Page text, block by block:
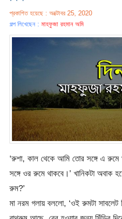
প্রকাশিত হয়েছে : অক্টোবর 25, 2020
গল্প লিখেছেন :মাহফুজা রহমান অমি
‘রুশা, কাল থেকে আমি তোর সঙ্গে এ
সঙ্গে ওর রুমে থাকবে।’ খানিকটা অবাক
রুম?’
মা নরম গলায় বললো, ‘ওই রুমটা সাবলেট